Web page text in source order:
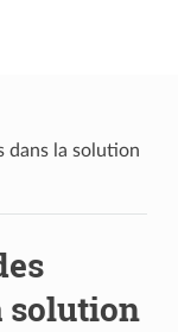
dans la solution
solution